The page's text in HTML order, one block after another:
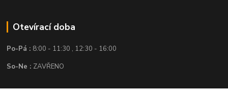
Otevírací doba
Po-Pá : 8:00 - 11:30 , 12:30 - 16:00
So-Ne : ZAVŘENO